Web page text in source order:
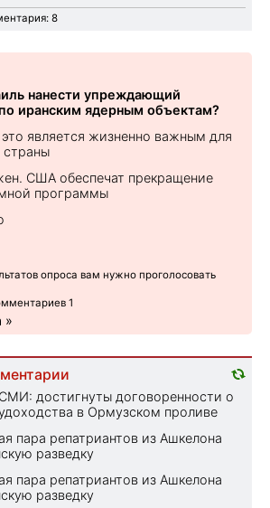
8
нанести упреждающий
иранским ядерным объектам?
является жизненно важным для
страны
США обеспечат прекращение
программы
опроса вам нужно проголосовать
1
»
СМИ: достигнуты договоренности о
в Ормузском проливе
пара репатриантов из Ашкелона
разведку
пара репатриантов из Ашкелона
разведку